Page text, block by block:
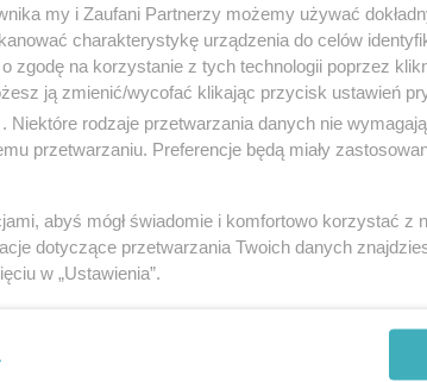
lekarskiej. Redakcja serwisu dokłada wszelkich
nie ponoszą odpowiedzialności wynikającej z
rozumieniu art. 3 ust 1 ustawy o działalności leczniczej.
my i Zaufani Partnerzy możemy używać
charakterystykę urządzenia do celów
zgodę na korzystanie z tych technologii poprzez
ją zmienić/wycofać klikając przycisk ustawień
. Niektóre rodzaje przetwarzania danych nie
przetwarzaniu. Preferencje będą miały
abyś mógł świadomie i komfortowo korzystać z
dotyczące przetwarzania Twoich danych
w „Ustawienia”.